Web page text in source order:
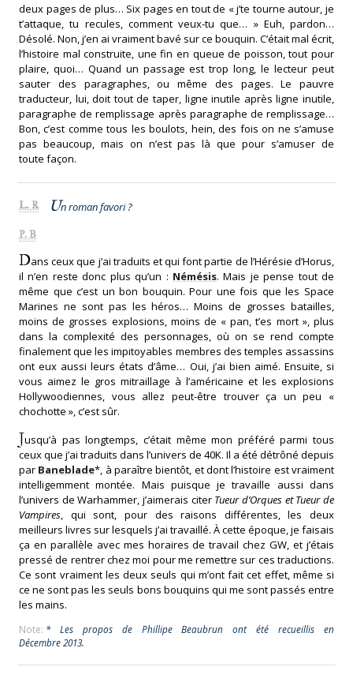
deux pages de plus… Six pages en tout de « j’te tourne autour, je
t’attaque, tu recules, comment veux-tu que… » Euh, pardon…
Désolé. Non, j’en ai vraiment bavé sur ce bouquin. C’était mal écrit,
l’histoire mal construite, une fin en queue de poisson, tout pour
plaire, quoi… Quand un passage est trop long, le lecteur peut
sauter des paragraphes, ou même des pages. Le pauvre
traducteur, lui, doit tout de taper, ligne inutile après ligne inutile,
paragraphe de remplissage après paragraphe de remplissage…
Bon, c’est comme tous les boulots, hein, des fois on ne s’amuse
pas beaucoup, mais on n’est pas là que pour s’amuser de
toute façon.
L. R Un roman favori ?
P. B
Dans ceux que j’ai traduits et qui font partie de l’Hérésie d’Horus,
il n’en reste donc plus qu’un : Némésis. Mais je pense tout de
même que c’est un bon bouquin. Pour une fois que les Space
Marines ne sont pas les héros… Moins de grosses batailles,
moins de grosses explosions, moins de « pan, t’es mort », plus
dans la complexité des personnages, où on se rend compte
finalement que les impitoyables membres des temples assassins
ont eux aussi leurs états d’âme… Oui, j’ai bien aimé. Ensuite, si
vous aimez le gros mitraillage à l’américaine et les explosions
Hollywoodiennes, vous allez peut-être trouver ça un peu «
chochotte », c’est sûr.
Jusqu’à pas longtemps, c’était même mon préféré parmi tous
ceux que j’ai traduits dans l’univers de 40K. Il a été détrôné depuis
par Baneblade*, à paraître bientôt, et dont l’histoire est vraiment
intelligemment montée. Mais puisque je travaille aussi dans
l’univers de Warhammer, j’aimerais citer Tueur d’Orques et Tueur de
Vampires, qui sont, pour des raisons différentes, les deux
meilleurs livres sur lesquels j’ai travaillé. À cette époque, je faisais
ça en parallèle avec mes horaires de travail chez GW, et j’étais
pressé de rentrer chez moi pour me remettre sur ces traductions.
Ce sont vraiment les deux seuls qui m’ont fait cet effet, même si
ce ne sont pas les seuls bons bouquins qui me sont passés entre
les mains.
Note: * Les propos de Phillipe Beaubrun ont été recueillis en
Décembre 2013.